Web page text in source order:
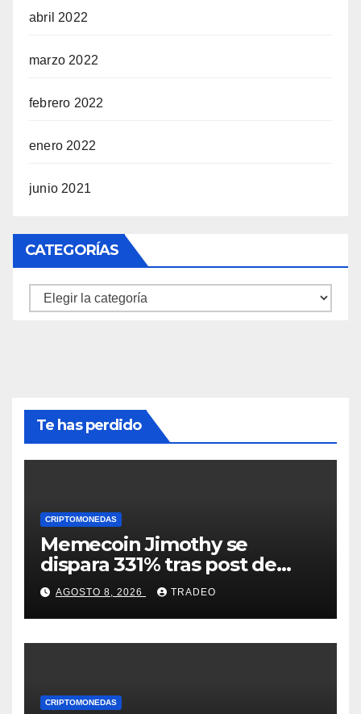
abril 2022
marzo 2022
febrero 2022
enero 2022
junio 2021
CATEGORÍAS
Categorías
Te has perdido
CRIPTOMONEDAS
Memecoin Jimothy se
dispara 331% tras post de
Elon Musk sobre un
mapache
AGOSTO 8, 2026 TRADEO
CRIPTOMONEDAS